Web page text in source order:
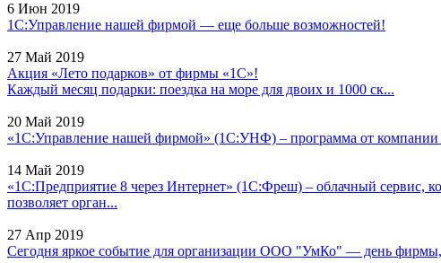
6 Июн 2019
1С:Управление нашей фирмой — еще больше возможностей!
27 Май 2019
Акция «Лето подарков» от фирмы «1С»!
Каждый месяц подарки: поездка на море для двоих и 1000 ск...
20 Май 2019
«1С:Управление нашей фирмой» (1С:УНФ) – программа от компании
14 Май 2019
«1С:Предприятие 8 через Интернет» (1С:Фреш) – облачный сервис,
позволяет орган...
27 Апр 2019
Сегодня яркое событие для организации ООО "УмКо" — день фирмы,